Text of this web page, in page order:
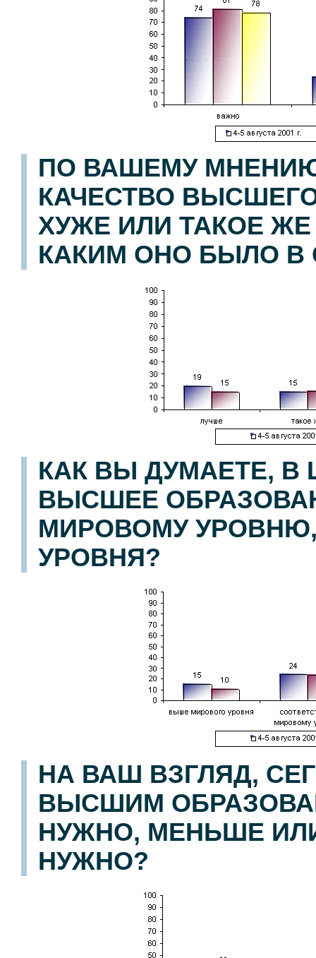
ПО ВАШЕМУ
КАЧЕСТВО
ХУЖЕ ИЛИ ТАКОЕ
КАКИМ ОНО БЫЛО В
КАК ВЫ ДУМАЕТЕ,
ВЫСШЕЕ
МИРОВОМУ
УРОВНЯ?
НА ВАШ ВЗГЛЯД,
ВЫСШИМ
НУЖНО, МЕНЬШЕ
НУЖНО?